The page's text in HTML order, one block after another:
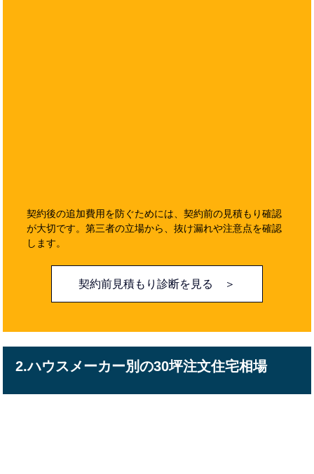
契約後の追加費用を防ぐためには、契約前の見積もり確認
が大切です。第三者の立場から、抜け漏れや注意点を確認
します。
契約前見積もり診断を見る ＞
2.ハウスメーカー別の30坪注文住宅相場